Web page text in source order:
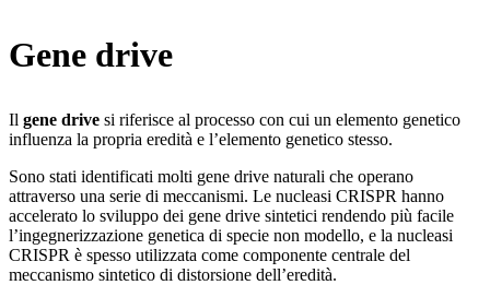
Gene drive
Il gene drive si riferisce al processo con cui un elemento genetico
influenza la propria eredità e l’elemento genetico stesso.
Sono stati identificati molti gene drive naturali che operano
attraverso una serie di meccanismi. Le nucleasi CRISPR hanno
accelerato lo sviluppo dei gene drive sintetici rendendo più facile
l’ingegnerizzazione genetica di specie non modello, e la nucleasi
CRISPR è spesso utilizzata come componente centrale del
meccanismo sintetico di distorsione dell’eredità.